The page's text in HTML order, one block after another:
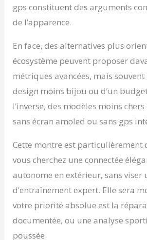
gps constituent des arguments
de l’apparence.
En face, des alternatives plus
écosystème peuvent proposer
métriques avancées, mais souvent
design moins bijou ou d’un
l’inverse, des modèles moins
sans écran amoled ou sans gps
Cette montre est particulièrement
vous cherchez une connectée
autonome en extérieur, sans viser
d’entraînement expert. Elle sera
votre priorité absolue est la
documentée, ou une analyse
poussée.